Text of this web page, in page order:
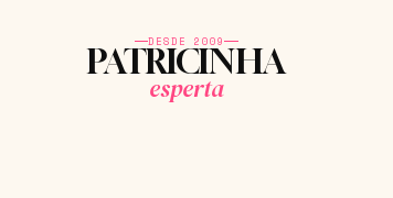
DESDE 2009
PATRICINHA
esperta